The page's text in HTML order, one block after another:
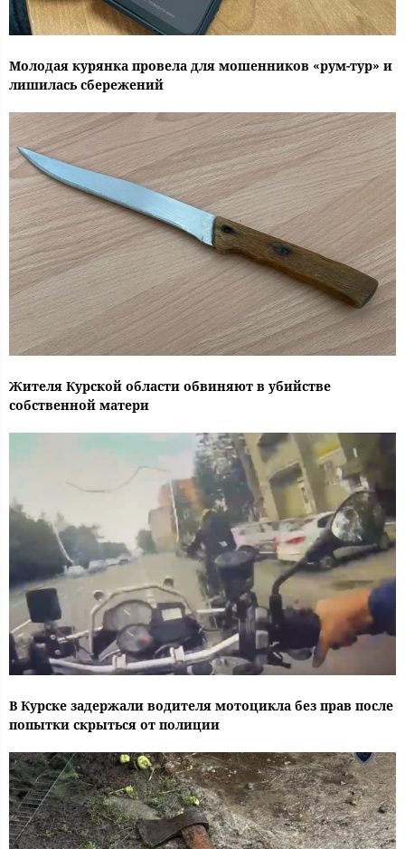
Молодая курянка провела для мошенников «рум-тур» и
лишилась сбережений
Жителя Курской области обвиняют в убийстве
собственной матери
В Курске задержали водителя мотоцикла без прав после
попытки скрыться от полиции